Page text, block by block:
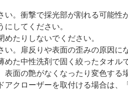
。衝撃で採光部が割れる可能性
してください。
たりしないでください。
。扉反りや表面の歪みの原因に
た中性洗剤で固く絞ったタオル
面の艶がなくなったり変色する
クローザーを取付ける場合は